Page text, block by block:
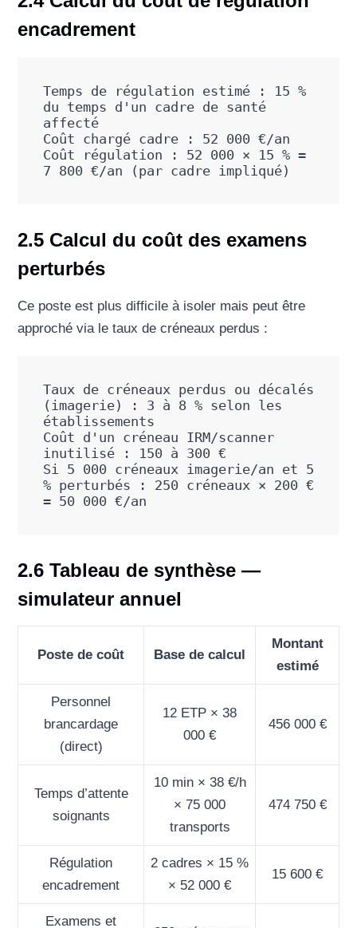
encadrement
Temps de régulation estimé : 15 %
du temps d'un cadre de santé
affecté
Coût chargé cadre : 52 000 €/an
Coût régulation : 52 000 × 15 % =
7 800 €/an (par cadre impliqué)
2.5 Calcul du coût des examens
perturbés
Ce poste est plus difficile à isoler mais peut être
approché via le taux de créneaux perdus :
Taux de créneaux perdus ou décalés
(imagerie) : 3 à 8 % selon les
établissements
Coût d'un créneau IRM/scanner
inutilisé : 150 à 300 €
Si 5 000 créneaux imagerie/an et 5
% perturbés : 250 créneaux × 200 €
= 50 000 €/an
2.6 Tableau de synthèse —
simulateur annuel
Poste de coût Base de calcul
Montant
estimé
Personnel
brancardage
(direct)
12 ETP × 38
000 €
456 000 €
Temps d’attente
soignants
10 min × 38 €/h
× 75 000
transports
474 750 €
Régulation
encadrement
2 cadres × 15 %
× 52 000 €
15 600 €
Examens et